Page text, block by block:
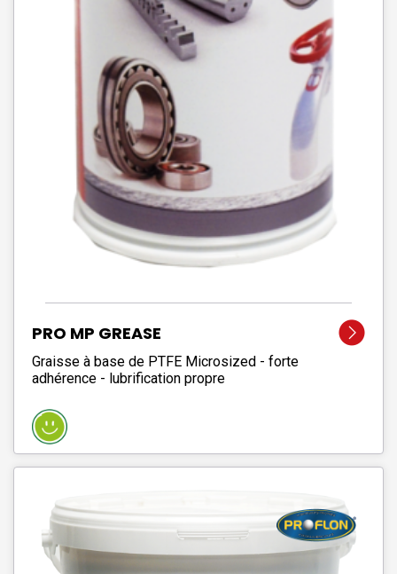
PRO MP GREASE
Graisse à base de PTFE Microsized - forte
adhérence - lubrification propre